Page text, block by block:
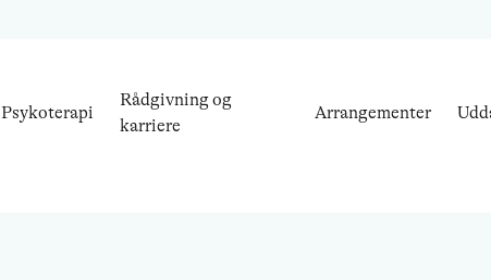
Psykoterapi
Rådgivning og
karriere
Arrangementer